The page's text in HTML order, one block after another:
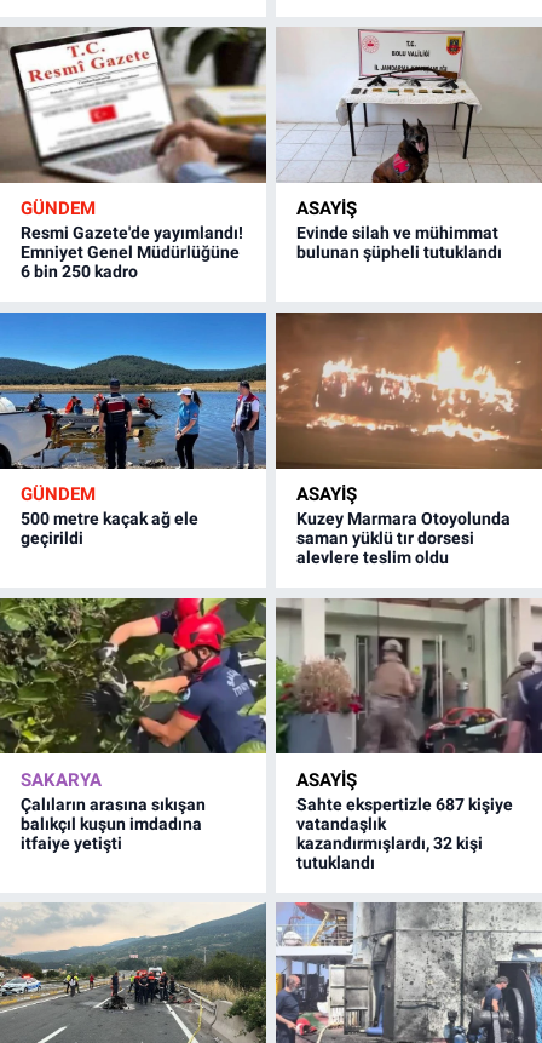
GÜNDEM
Resmi Gazete'de yayımlandı!
Emniyet Genel Müdürlüğüne
6 bin 250 kadro
ASAYİŞ
Evinde silah ve mühimmat
bulunan şüpheli tutuklandı
GÜNDEM
500 metre kaçak ağ ele
geçirildi
ASAYİŞ
Kuzey Marmara Otoyolunda
saman yüklü tır dorsesi
alevlere teslim oldu
SAKARYA
Çalıların arasına sıkışan
balıkçıl kuşun imdadına
itfaiye yetişti
ASAYİŞ
Sahte ekspertizle 687 kişiye
vatandaşlık
kazandırmışlardı, 32 kişi
tutuklandı